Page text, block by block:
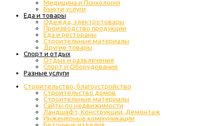
Медицина и Психология
Бьюти услуги
Еда и товары
Одежда, электротовары
Производство продукции
Еда и рестораны
Строительные материалы
Другие товары
Спорт и отдых
Отдых и развлечения
Спорт и Оборудование
Разные услуги
Строительство, благоустройство
Строительство домов
Строительные материалы
Сайты по недвижимости
Ландшафт, Конструкции, Демонтаж
Инженерные коммуникации